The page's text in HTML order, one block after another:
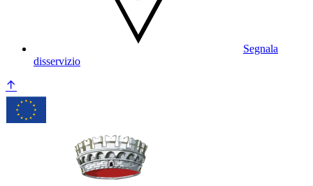
Segnala
disservizio